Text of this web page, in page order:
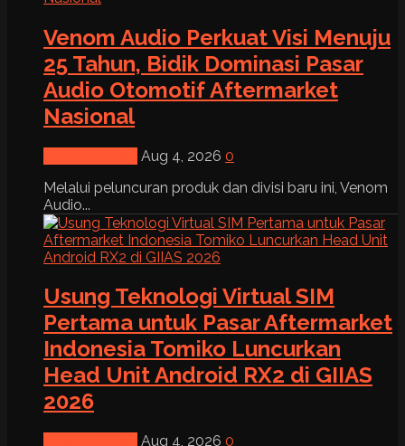
Venom Audio Perkuat Visi Menuju
25 Tahun, Bidik Dominasi Pasar
Audio Otomotif Aftermarket
Nasional
Aug 4, 2026 0
Melalui peluncuran produk dan divisi baru ini, Venom
Audio...
Usung Teknologi Virtual SIM
Pertama untuk Pasar Aftermarket
Indonesia Tomiko Luncurkan
Head Unit Android RX2 di GIIAS
2026
Aug 4, 2026 0